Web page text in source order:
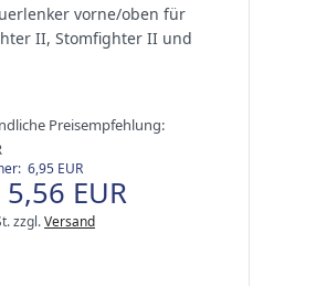
vorne/oben für
II, Stomfighter II und
Preisempfehlung:
6,95 EUR
EUR
zzgl.Versand